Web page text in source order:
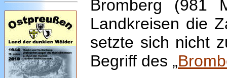
Bromberg (981
Landkreisen die
setzte sich nicht
Begriff des „